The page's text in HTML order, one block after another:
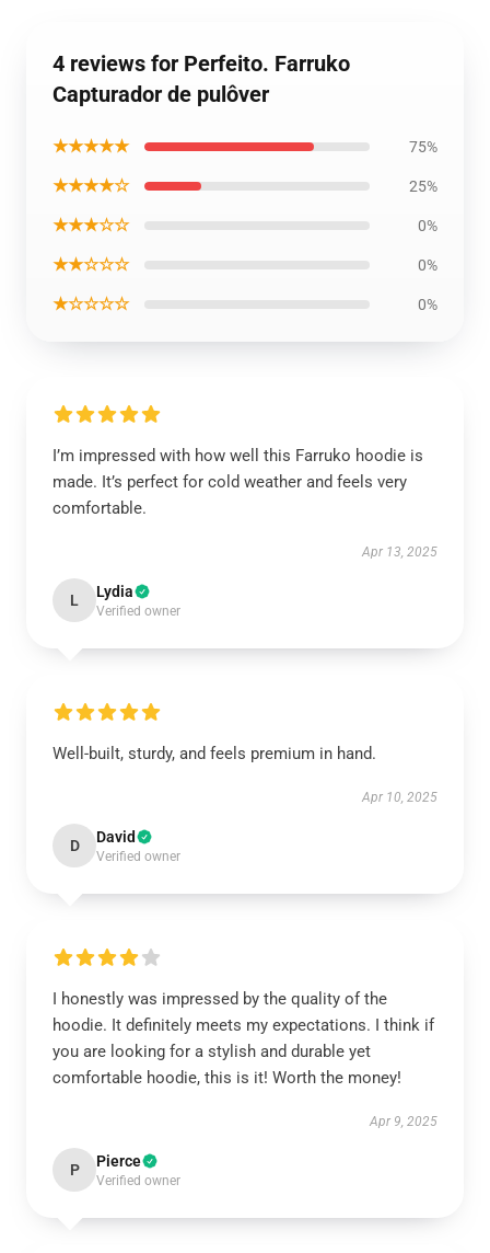
4 reviews for Perfeito. Farruko
Capturador de pulôver
★★★★★ 75%
★★★★☆ 25%
★★★☆☆ 0%
★★☆☆☆ 0%
★☆☆☆☆ 0%
I’m impressed with how well this Farruko hoodie is
made. It’s perfect for cold weather and feels very
comfortable.
Apr 13, 2025
L Lydia
Verified owner
Well-built, sturdy, and feels premium in hand.
Apr 10, 2025
D David
Verified owner
I honestly was impressed by the quality of the
hoodie. It definitely meets my expectations. I think if
you are looking for a stylish and durable yet
comfortable hoodie, this is it! Worth the money!
Apr 9, 2025
P Pierce
Verified owner